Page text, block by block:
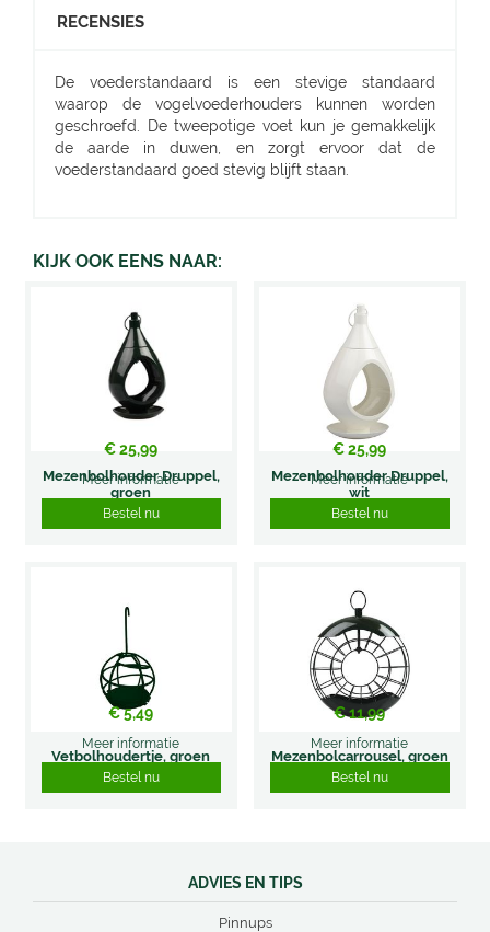
RECENSIES
De voederstandaard is een stevige standaard
waarop de vogelvoederhouders kunnen worden
geschroefd. De tweepotige voet kun je gemakkelijk
de aarde in duwen, en zorgt ervoor dat de
voederstandaard goed stevig blijft staan.
KIJK OOK EENS NAAR:
Mezenbolhouder Druppel,
groen
€25,99
Meer informatie
Bestel nu
Mezenbolhouder Druppel,
wit
€25,99
Meer informatie
Bestel nu
Vetbolhoudertje, groen
€5,49
Meer informatie
Bestel nu
Mezenbolcarrousel, groen
€11,99
Meer informatie
Bestel nu
ADVIES EN TIPS
Pinnups